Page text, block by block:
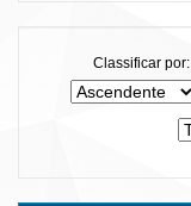
Classificar por: